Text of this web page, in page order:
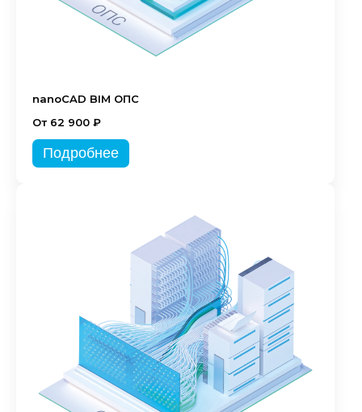
nanoCAD BIM ОПС
От 62 900 ₽
Подробнее